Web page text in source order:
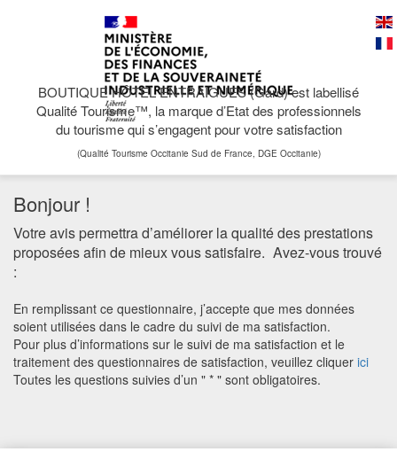
BOUTIQUE HÔTEL ENTRAIGUES (Gard) est labellisé
Qualité Tourisme™, la marque d’Etat des professionnels
du tourisme qui s’engagent pour votre satisfaction
(Qualité Tourisme Occitanie Sud de France, DGE Occitanie)
Bonjour !
Votre avis permettra d’améliorer la qualité des prestations
proposées afin de mieux vous satisfaire. Avez-vous trouvé
:
En remplissant ce questionnaire, j’accepte que mes données
soient utilisées dans le cadre du suivi de ma satisfaction.
Pour plus d’informations sur le suivi de ma satisfaction et le
traitement des questionnaires de satisfaction, veuillez cliquer ici
Toutes les questions suivies d’un " * " sont obligatoires.